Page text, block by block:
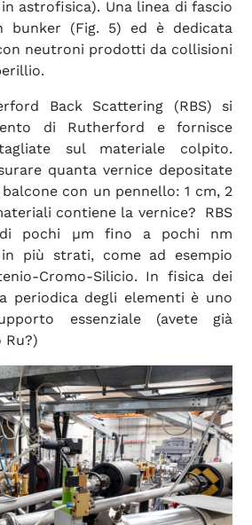
astrofisica). Una linea di fascio
bunker (Fig. 5) ed è dedicata
neutroni prodotti da collisioni
Back Scattering (RBS) si
di Rutherford e fornisce
sul materiale colpito.
quanta vernice depositate
con un pennello: 1 cm, 2
contiene la vernice? RBS
di pochi µm fino a pochi nm
più strati, come ad esempio
Cromo-Silicio. In fisica dei
periodica degli elementi è uno
essenziale (avete già
Ru?)